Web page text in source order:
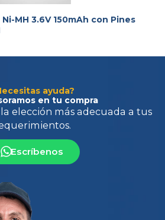
MH 3.6V 150mAh con Pines
ayuda?
en tu compra
Escríbenos